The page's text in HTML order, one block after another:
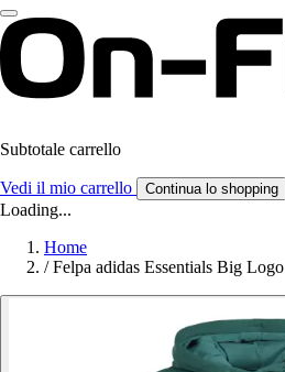
Subtotale carrello
Vedi il mio carrello Continua lo shopping
Loading...
Home
/ Felpa adidas Essentials Big Logo